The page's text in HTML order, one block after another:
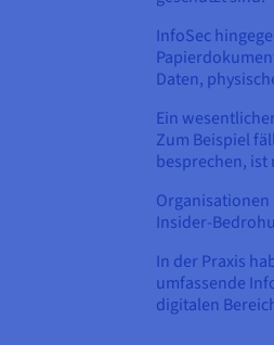
InfoSec
Daten,
Ein
Zum Beispiel
besprechen, ist
Insider-
In der Praxis
umfassende
digitalen